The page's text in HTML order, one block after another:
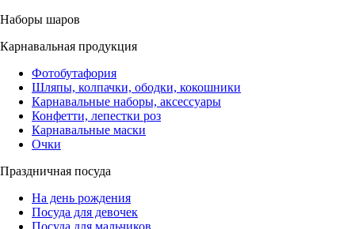
Наборы шаров
Карнавальная продукция
Фотобутафория
Шляпы, колпачки, ободки, кокошники
Карнавальные наборы, аксессуары
Конфетти, лепестки роз
Карнавальные маски
Очки
Праздничная посуда
На день рождения
Посуда для девочек
Посуда для мальчиков